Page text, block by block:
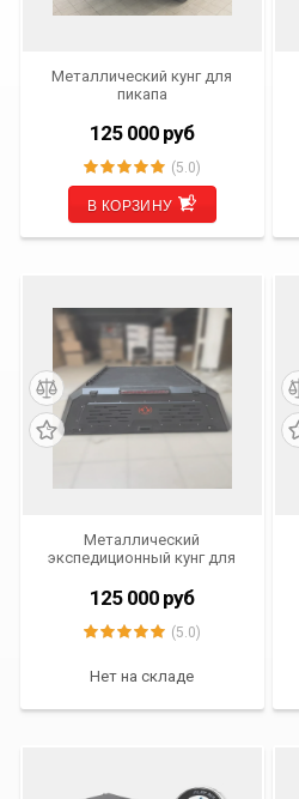
Металлический кунг для
пикапа
125 000 руб
(5.0)
В КОРЗИНУ
Металлический
экспедиционный кунг для
125 000 руб
(5.0)
Нет на складе